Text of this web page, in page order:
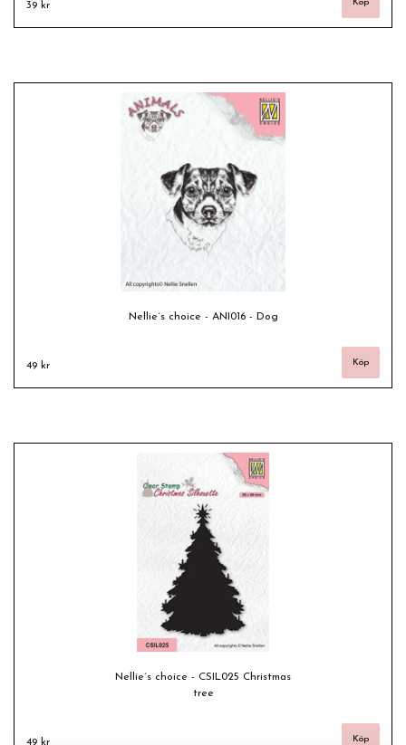
39 kr
Nellie´s choice - ANI016 - Dog
49 kr
Nellie´s choice - CSIL025 Christmas
tree
49 kr